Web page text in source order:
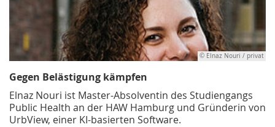
© Elnaz Nouri / privat
Gegen Belästigung kämpfen
Elnaz Nouri ist Master-Absolventin des Studiengangs
Public Health an der HAW Hamburg und Gründerin von
UrbView, einer KI-basierten Software.